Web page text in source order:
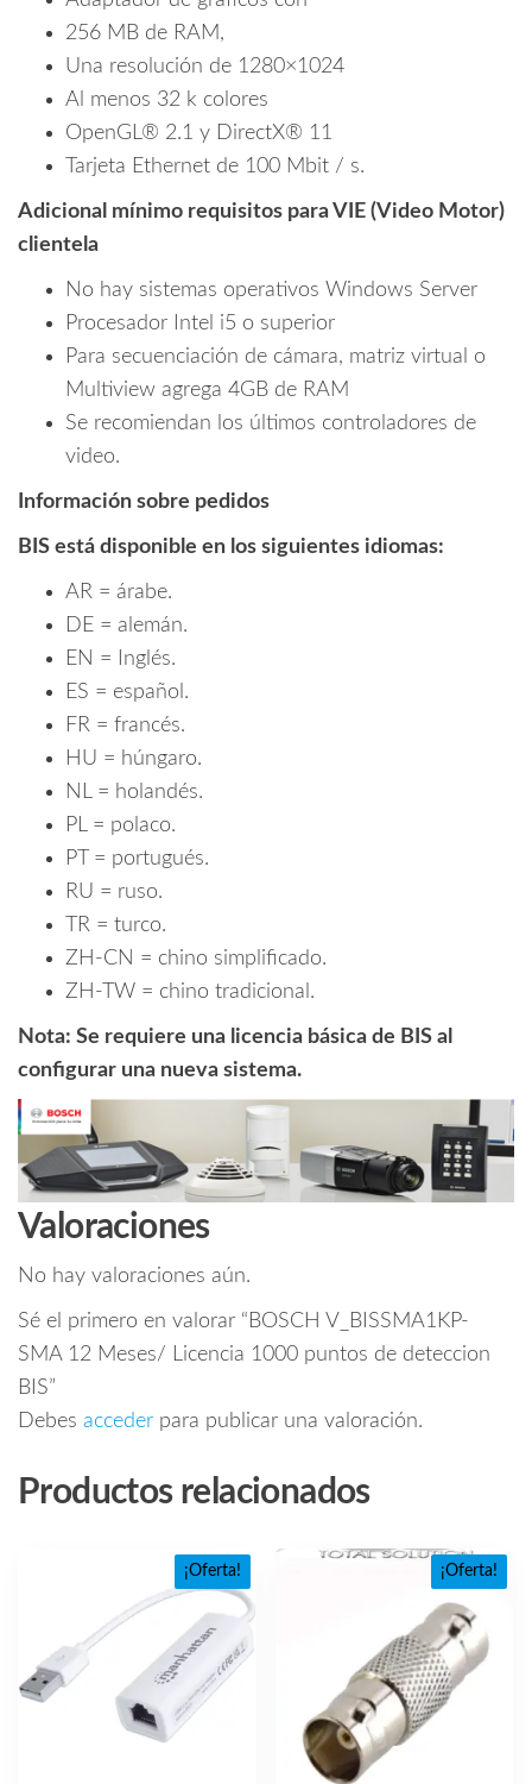
256 MB de RAM,
Una resolución de 1280×1024
Al menos 32 k colores
OpenGL® 2.1 y DirectX® 11
Tarjeta Ethernet de 100 Mbit / s.
Adicional mínimo requisitos para VIE (Video Motor)
clientela
No hay sistemas operativos Windows Server
Procesador Intel i5 o superior
Para secuenciación de cámara, matriz virtual o
Multiview agrega 4GB de RAM
Se recomiendan los últimos controladores de
video.
Información sobre pedidos
BIS está disponible en los siguientes idiomas:
AR = árabe.
DE = alemán.
EN = Inglés.
ES = español.
FR = francés.
HU = húngaro.
NL = holandés.
PL = polaco.
PT = portugués.
RU = ruso.
TR = turco.
ZH-CN = chino simplificado.
ZH-TW = chino tradicional.
Nota: Se requiere una licencia básica de BIS al
configurar una nueva sistema.
Valoraciones
No hay valoraciones aún.
Sé el primero en valorar “BOSCH V_BISSMA1KP-
SMA 12 Meses/ Licencia 1000 puntos de deteccion
BIS”
Debes acceder para publicar una valoración.
Productos relacionados
¡Oferta! ¡Oferta!